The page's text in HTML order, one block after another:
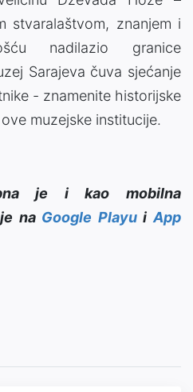
stvaralaštvom, znanjem i
nadilazio granice
Sarajeva čuva sjećanje
- znamenite historijske
muzejske institucije.
je i kao mobilna
na Google PlayuiApp